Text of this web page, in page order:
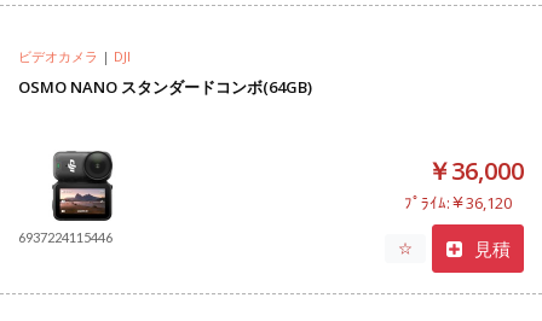
ビデオカメラ | DJI
OSMO NANO スタンダードコンボ(64GB)
6937224115446
￥36,000
ﾌﾟﾗｲﾑ:￥36,120
☆ 見積